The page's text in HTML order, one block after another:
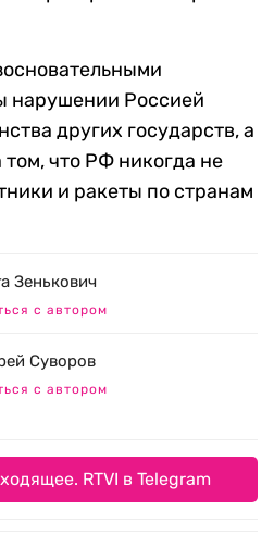
нарушении Россией
других государств, а
что РФ никогда не
и ракеты по странам
Зенькович
с автором
Суворов
с автором
RTVI в Telegram